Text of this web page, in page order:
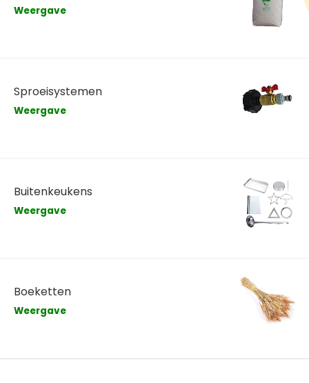
Weergave
Sproeisystemen
Weergave
Buitenkeukens
Weergave
Boeketten
Weergave